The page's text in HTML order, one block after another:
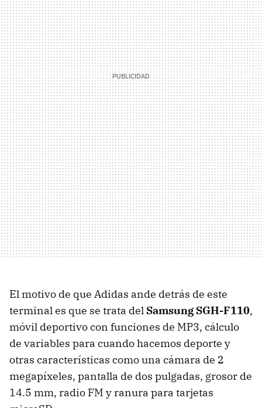
El motivo de que Adidas ande detrás de este
terminal es que se trata del Samsung SGH-F110,
móvil deportivo con funciones de MP3, cálculo
de variables para cuando hacemos deporte y
otras características como una cámara de 2
megapíxeles, pantalla de dos pulgadas, grosor de
14.5 mm, radio FM y ranura para tarjetas